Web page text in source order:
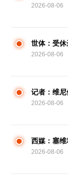
2026-08-06
世体：受
在变数
2026-08-06
记者：维
署
2026-08-06
西媒：塞
2026-08-06